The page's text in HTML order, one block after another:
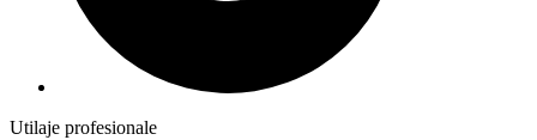
Utilaje profesionale